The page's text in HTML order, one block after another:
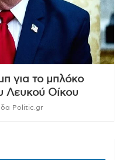
για το μπλόκο
Λευκού Οίκου
Politic.gr